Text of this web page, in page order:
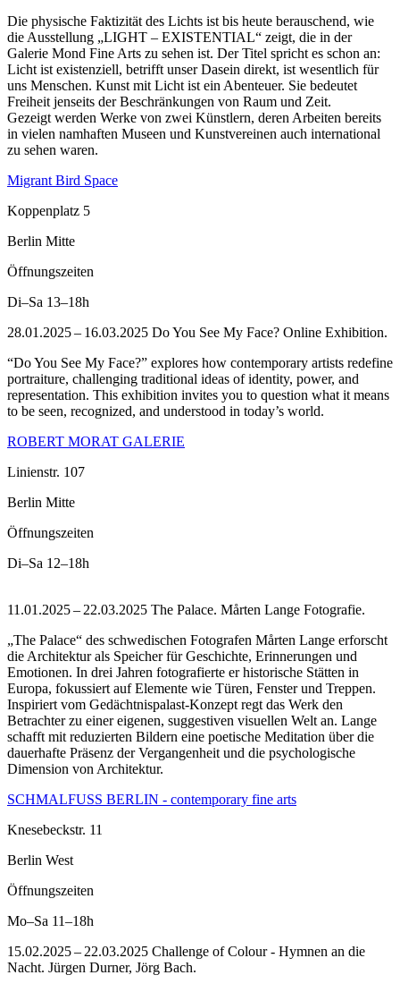
Die physische Faktizität des Lichts ist bis heute berauschend, wie
die Ausstellung „LIGHT – EXISTENTIAL“ zeigt, die in der
Galerie Mond Fine Arts zu sehen ist. Der Titel spricht es schon an:
Licht ist existenziell, betrifft unser Dasein direkt, ist wesentlich für
uns Menschen. Kunst mit Licht ist ein Abenteuer. Sie bedeutet
Freiheit jenseits der Beschränkungen von Raum und Zeit.
Gezeigt werden Werke von zwei Künstlern, deren Arbeiten bereits
in vielen namhaften Museen und Kunstvereinen auch international
zu sehen waren.
Migrant Bird Space
Koppenplatz 5
Berlin Mitte
Öffnungszeiten
Di–Sa 13–18h
28.01.2025 – 16.03.2025 Do You See My Face? Online Exhibition.
“Do You See My Face?” explores how contemporary artists redefine
portraiture, challenging traditional ideas of identity, power, and
representation. This exhibition invites you to question what it means
to be seen, recognized, and understood in today’s world.
ROBERT MORAT GALERIE
Linienstr. 107
Berlin Mitte
Öffnungszeiten
Di–Sa 12–18h
11.01.2025 – 22.03.2025 The Palace. Mårten Lange Fotografie.
„The Palace“ des schwedischen Fotografen Mårten Lange erforscht
die Architektur als Speicher für Geschichte, Erinnerungen und
Emotionen. In drei Jahren fotografierte er historische Stätten in
Europa, fokussiert auf Elemente wie Türen, Fenster und Treppen.
Inspiriert vom Gedächtnispalast-Konzept regt das Werk den
Betrachter zu einer eigenen, suggestiven visuellen Welt an. Lange
schafft mit reduzierten Bildern eine poetische Meditation über die
dauerhafte Präsenz der Vergangenheit und die psychologische
Dimension von Architektur.
SCHMALFUSS BERLIN - contemporary fine arts
Knesebeckstr. 11
Berlin West
Öffnungszeiten
Mo–Sa 11–18h
15.02.2025 – 22.03.2025 Challenge of Colour - Hymnen an die
Nacht. Jürgen Durner, Jörg Bach.